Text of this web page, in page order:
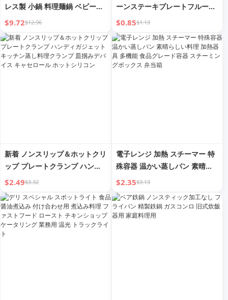
レス製 小鍋 料理麺鍋 ベビーフ
ード鍋 ホットミルクパン ミル
クポット インスタントラーメン
鍋 IH対応
$9.72$12.96
ーンステーキプレートフルーツ
西洋料理
$0.85$1.13
新着 ノンスリップ＆ホットクリ
ップ プレートクランプ ハンデ
ィガジェット キッチン蒸し料理
クランプ 皿掴みデバイス キャ
セロール ホットシリコン
$2.49$3.32
電子レンジ 加熱 スチーマー 特
殊容器 温かい蒸しパン 素晴ら
しい料理 加熱器具 多機能 食品
グレード容器 スチーミングボッ
クス 弁当箱
$2.35$3.13